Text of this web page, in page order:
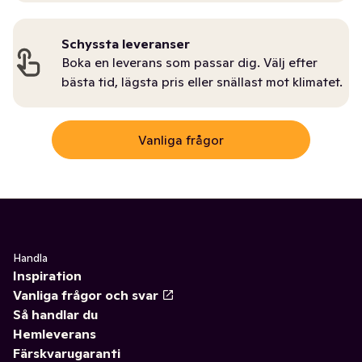
Schyssta leveranser
Boka en leverans som passar dig. Välj efter
bästa tid, lägsta pris eller snällast mot klimatet.
Vanliga frågor
Handla
Inspiration
Vanliga frågor och svar
Så handlar du
Hemleverans
Färskvarugaranti